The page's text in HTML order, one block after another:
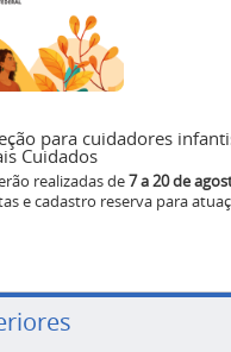
para cuidadores
Cuidados
realizadas de7 a 20 de
e cadastro reserva para